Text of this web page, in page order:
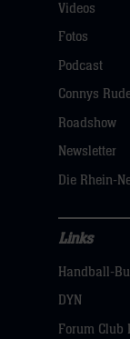
Fans
Navigation
öffnen,
dann
hier
Videos
Fotos
Podcast
Connys
Roadshow
Newsletter
Die Rhein-
Navigation
öffnen,
dann
Links
Handball-
DYN
Forum Club